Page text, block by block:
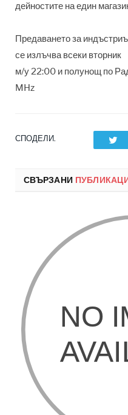
дейностите на един
Предаването за
се излъчва всеки вторник
м/у 22:00 и полунощ по
MHz
СПОДЕЛИ.
СВЪРЗАНИ